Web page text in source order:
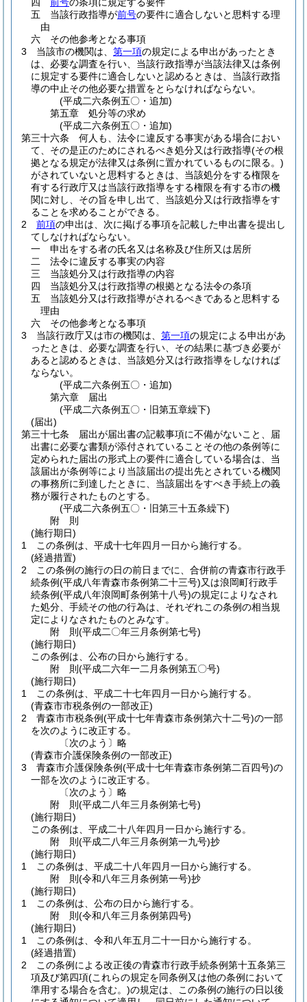
五
当該行政指導が前号の要件に適合しないと思料する理
由
六
その他参考となる事項
3
当該市の機関は、 第一項の規定による申出があったとき
は、必要な調査を行い、当該行政指導が当該法律又は条例
に規定する要件に適合しないと認めるときは、当該行政指
導の中止その他必要な措置をとらなければならない。
(平成二六条例五〇・追加)
第五章
処分等の求め
(平成二六条例五〇・追加)
第三十六条
何人も、法令に違反する事実がある場合におい
て、その是正のためにされるべき処分又は行政指導(その根
拠となる規定が法律又は条例に置かれているものに限る。)
がされていないと思料するときは、当該処分をする権限を
有する行政庁又は当該行政指導をする権限を有する市の機
関に対し、その旨を申し出て、当該処分又は行政指導をす
ることを求めることができる。
2
前項の申出は、次に掲げる事項を記載した申出書を提出し
てしなければならない。
一
申出をする者の氏名又は名称及び住所又は居所
二
法令に違反する事実の内容
三
当該処分又は行政指導の内容
四
当該処分又は行政指導の根拠となる法令の条項
五
当該処分又は行政指導がされるべきであると思料する
理由
六
その他参考となる事項
3
当該行政庁又は市の機関は、 第一項の規定による申出があ
ったときは、必要な調査を行い、その結果に基づき必要が
あると認めるときは、当該処分又は行政指導をしなければ
ならない。
(平成二六条例五〇・追加)
第六章
届出
(平成二六条例五〇・旧第五章繰下)
(届出)
第三十七条
届出が届出書の記載事項に不備がないこと、届
出書に必要な書類が添付されていることその他の条例等に
定められた届出の形式上の要件に適合している場合は、当
該届出が条例等により当該届出の提出先とされている機関
の事務所に到達したときに、当該届出をすべき手続上の義
務が履行されたものとする。
(平成二六条例五〇・旧第三十五条繰下)
附 則
(施行期日)
1
この条例は、平成十七年四月一日から施行する。
(経過措置)
2
この条例の施行の日の前日までに、合併前の青森市行政手
続条例(平成八年青森市条例第二十三号)又は浪岡町行政手
続条例(平成八年浪岡町条例第十八号)の規定によりなされ
た処分、手続その他の行為は、それぞれこの条例の相当規
定によりなされたものとみなす。
附 則(平成二〇年三月条例第七号)
(施行期日)
この条例は、公布の日から施行する。
附 則(平成二六年一二月条例第五〇号)
(施行期日)
1
この条例は、平成二十七年四月一日から施行する。
(青森市市税条例の一部改正)
2
青森市市税条例(平成十七年青森市条例第六十二号)の一部
を次のように改正する。
〔次のよう〕略
(青森市介護保険条例の一部改正)
3
青森市介護保険条例(平成十七年青森市条例第二百四号)の
一部を次のように改正する。
〔次のよう〕略
附 則(平成二八年三月条例第七号)
(施行期日)
この条例は、平成二十八年四月一日から施行する。
附 則(平成二八年三月条例第一九号)抄
(施行期日)
1
この条例は、平成二十八年四月一日から施行する。
附 則(令和八年三月条例第一号)抄
(施行期日)
1
この条例は、公布の日から施行する。
附 則(令和八年三月条例第四号)
(施行期日)
1
この条例は、令和八年五月二十一日から施行する。
(経過措置)
2
この条例による改正後の青森市行政手続条例第十五条第三
項及び第四項(これらの規定を同条例又は他の条例において
準用する場合を含む。)の規定は、この条例の施行の日以後